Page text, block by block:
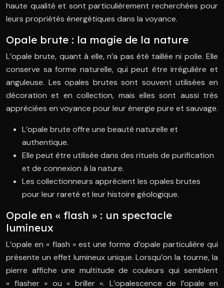
haute qualité et sont particulièrement recherchées pour
leurs propriétés énergétiques dans la voyance.
Opale brute : la magie de la nature
L’opale brute, quant à elle, n’a pas été taillée ni polie. Elle
conserve sa forme naturelle, qui peut être irrégulière et
anguleuse. Les opales brutes sont souvent utilisées en
décoration et en collection, mais elles sont aussi très
appréciées en voyance pour leur énergie pure et sauvage.
L’opale brute offre une beauté naturelle et
authentique.
Elle peut être utilisée dans des rituels de purification
et de connexion à la nature.
Les collectionneurs apprécient les opales brutes
pour leur rareté et leur histoire géologique.
Opale en « flash » : un spectacle
lumineux
L’opale en « flash » est une forme d’opale particulière qui
présente un effet lumineux unique. Lorsqu’on la tourne, la
pierre affiche une multitude de couleurs qui semblent
« flasher » ou « briller ». L’opalescence de l’opale en